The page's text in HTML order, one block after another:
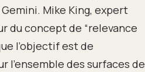
Mike King, expert
du concept de “relevance
l’objectif est de
l’ensemble des surfaces de